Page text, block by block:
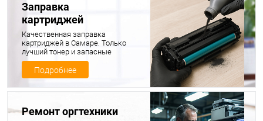
Заправка
картриджей
Качественная заправка
картриджей в Самаре. Только
лучший тонер и запасные
части для ваших картриджей
Подробнее
Ремонт оргтехники